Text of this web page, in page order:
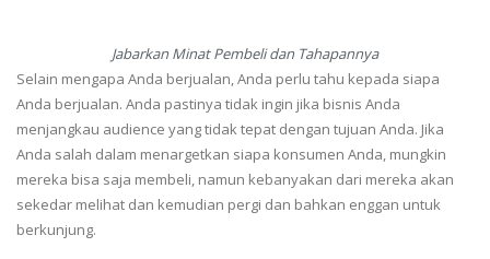
Jabarkan Minat Pembeli dan Tahapannya
Selain mengapa Anda berjualan, Anda perlu tahu kepada siapa
Anda berjualan. Anda pastinya tidak ingin jika bisnis Anda
menjangkau audience yang tidak tepat dengan tujuan Anda. Jika
Anda salah dalam menargetkan siapa konsumen Anda, mungkin
mereka bisa saja membeli, namun kebanyakan dari mereka akan
sekedar melihat dan kemudian pergi dan bahkan enggan untuk
berkunjung.